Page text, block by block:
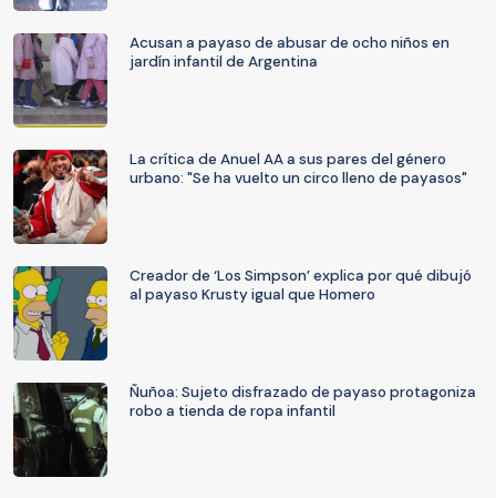
Acusan a payaso de abusar de ocho niños en
jardín infantil de Argentina
La crítica de Anuel AA a sus pares del género
urbano: "Se ha vuelto un circo lleno de payasos"
Creador de ‘Los Simpson’ explica por qué dibujó
al payaso Krusty igual que Homero
Ñuñoa: Sujeto disfrazado de payaso protagoniza
robo a tienda de ropa infantil